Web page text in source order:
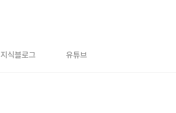
지식블로그 유튜브